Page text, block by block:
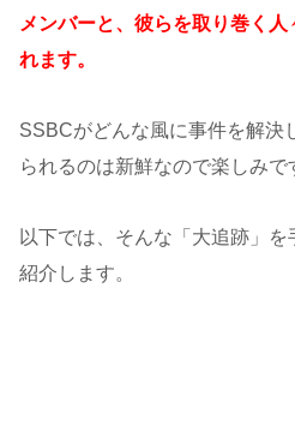
メンバーと、彼らを取り巻く
れます。
SSBCがどんな風に事件を解決
られるのは新鮮なので楽しみで
以下では、そんな「大追跡」
紹介します。